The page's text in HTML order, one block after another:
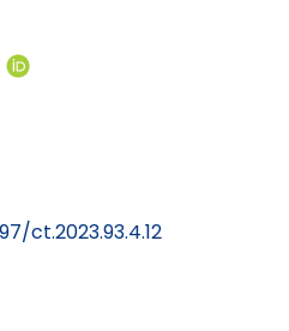
ct.2023.93.4.12